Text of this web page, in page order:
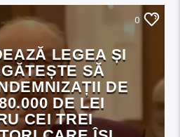
0
LEGEA ȘI
SĂ
DE
DE LEI
CEI TREI